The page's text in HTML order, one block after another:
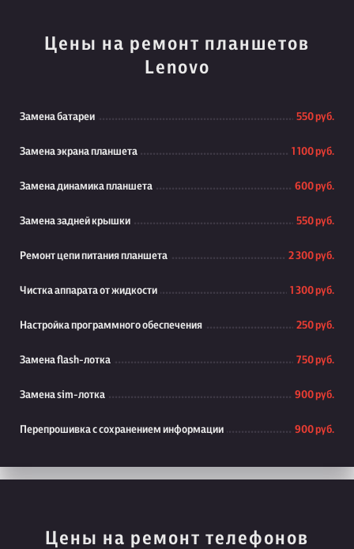
Цены на ремонт планшетов
Lenovo
Замена батареи 550 руб.
Замена экрана планшета 1 100 руб.
Замена динамика планшета 600 руб.
Замена задней крышки 550 руб.
Ремонт цепи питания планшета 2 300 руб.
Чистка аппарата от жидкости 1 300 руб.
Настройка программного обеспечения 250 руб.
Замена flash-лотка 750 руб.
Замена sim-лотка 900 руб.
Перепрошивка с сохранением информации 900 руб.
Цены на ремонт телефонов